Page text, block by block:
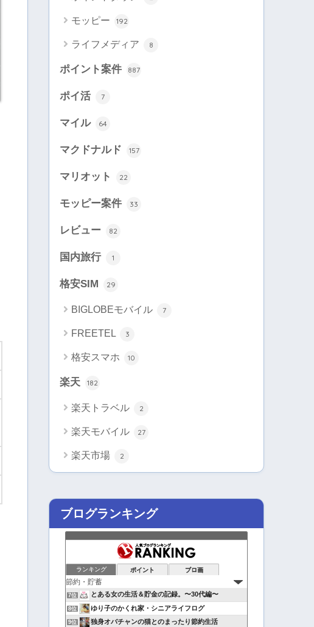
モッピー 192
ライフメディア 8
ポイント案件 887
ポイ活 7
マイル 64
マクドナルド 157
マリオット 22
モッピー案件 33
レビュー 82
国内旅行 1
格安SIM 29
BIGLOBEモバイル 7
FREETEL 3
格安スマホ 10
楽天 182
楽天トラベル 2
楽天モバイル 27
楽天市場 2
ブログランキング
ランキング ポイント ブロ画
7位 とある女の生活＆貯金の記録。〜30代編〜
8位 ゆり子のかくれ家・シニアライフログ
9位 独身オバチャンの猫とのまったり節約生活